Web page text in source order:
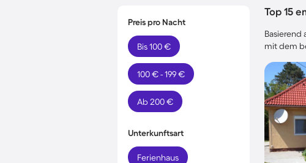
Preis pro Nacht
Bis 100 €
100 € - 199 €
Ab 200 €
Unterkunftsart
Ferienhaus
Top 15
Basierend
mit dem